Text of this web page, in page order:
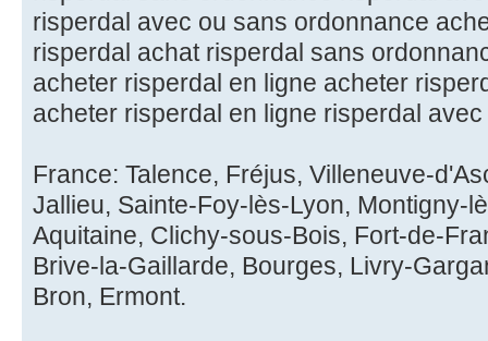
risperdal avec ou sans ordonnance
risperdal achat risperdal sans
acheter risperdal en ligne acheter
acheter risperdal en ligne risperdal
France: Talence, Fréjus, Villeneuve-
Jallieu, Sainte-Foy-lès-Lyon, Montigny-
Aquitaine, Clichy-sous-Bois, Fort-de-
Brive-la-Gaillarde, Bourges, Livry-
Bron, Ermont.